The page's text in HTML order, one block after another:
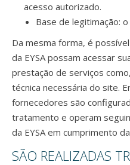
acesso autorizado.
Base de legitimação:
Da mesma forma, é
da EYSA possam acessar
prestação de serviços
técnica necessária do site.
fornecedores são
tratamento e operam
da EYSA em cumprimento
SÃO REALIZADAS